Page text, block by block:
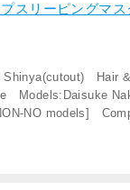
スリーピングマス
Hair &
Models:Daisuke
NO models]